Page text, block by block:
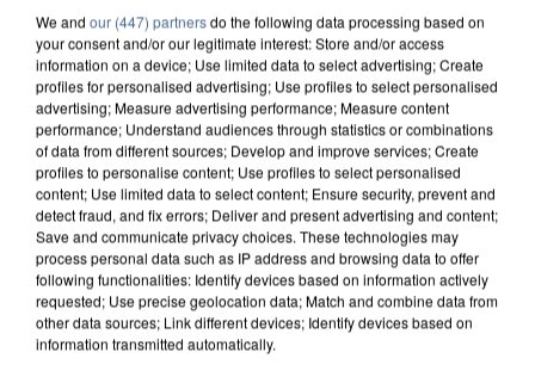
APRÈS TOUTES CES CANICULES, LES REFUGES
DE FAUNE SAUVAGE SONT...
We and our (447) partnersdo the following data processing based on
your consent and/or our legitimate interest: Store and/or access
information on a device; Use limited data to select advertising; Create
profiles for personalised advertising; Use profiles to select personalised
advertising; Measure advertising performance; Measure content
performance; Understand audiences through statistics or combinations
of data from different sources; Develop and improve services; Create
profiles to personalise content; Use profiles to select personalised
content; Use limited data to select content; Ensure security, prevent and
detect fraud, and fix errors; Deliver and present advertising and content;
Save and communicate privacy choices. These technologies may
process personal data such as IP address and browsing data to offer
following functionalities: Identify devices based on information actively
requested; Use precise geolocation data; Match and combine data from
other data sources; Link different devices; Identify devices based on
information transmitted automatically.